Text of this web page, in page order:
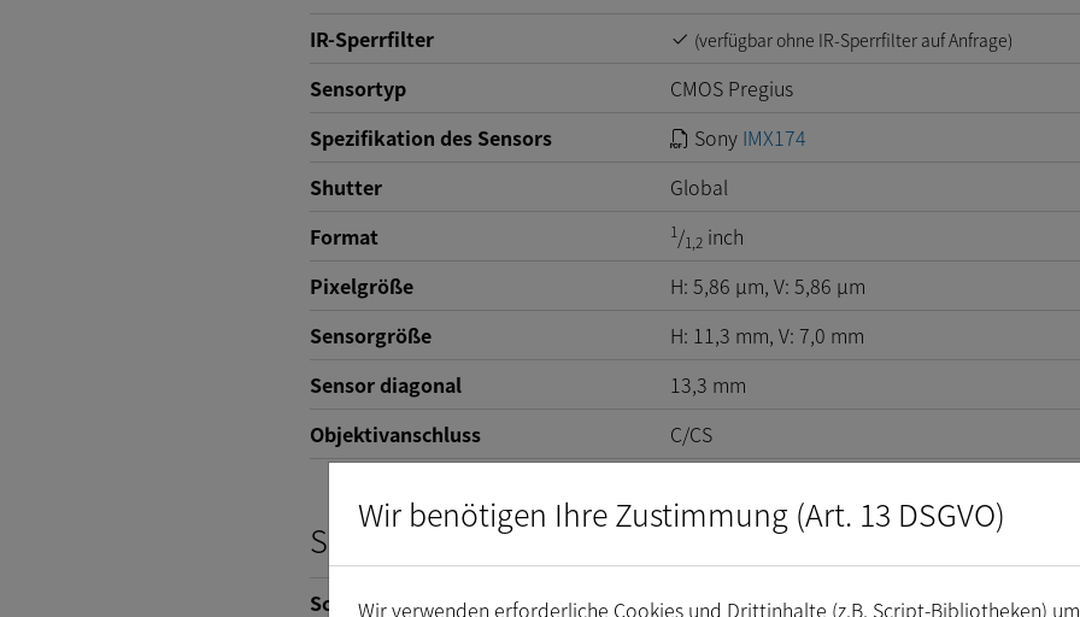
IR-Sperrfilter (verfügbar ohne IR-Sperrfilter auf Anfrage)
Sensortyp
CMOS Pregius
Spezifikation des Sensors
Sony IMX174
Shutter
Global
Format
1/1,2inch
Pixelgröße
H: 5,86 µm, V: 5,86 µm
Sensorgröße
H: 11,3 mm, V: 7,0 mm
Sensor diagonal
13,3 mm
Objektivanschluss
C/CS
Schnittstelle (elektrisch)
Schnittstelle
USB 3.0, Power via USB
Wir benötigen Ihre Zustimmung (Art. 13 DSGVO)
Wir verwenden erforderliche Cookies und Drittinhalte (z.B. Script-Bibliotheken)